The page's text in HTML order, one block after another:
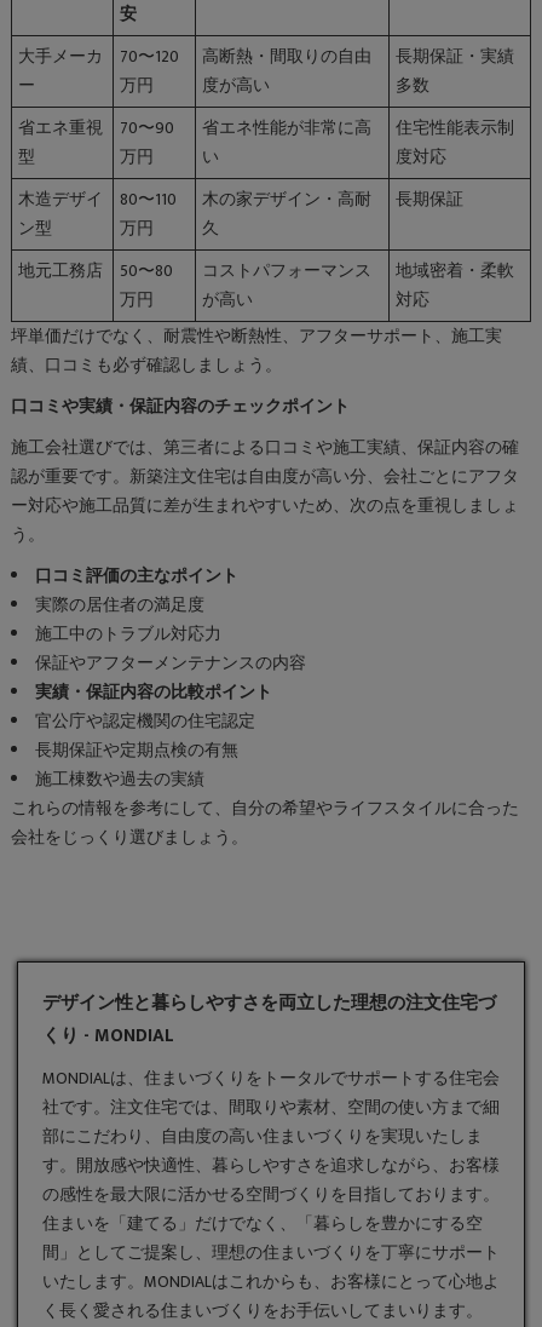
安
大手メーカ
ー
70〜120
万円
高断熱・間取りの自由
度が高い
長期保証・実績
多数
省エネ重視
型
70〜90
万円
省エネ性能が非常に高
い
住宅性能表示制
度対応
木造デザイ
ン型
80〜110
万円
木の家デザイン・高耐
久
長期保証
地元工務店
50〜80
万円
コストパフォーマンス
が高い
地域密着・柔軟
対応
坪単価だけでなく、耐震性や断熱性、アフターサポート、施工実
績、口コミも必ず確認しましょう。
口コミや実績・保証内容のチェックポイント
施工会社選びでは、第三者による口コミや施工実績、保証内容の確
認が重要です。新築注文住宅は自由度が高い分、会社ごとにアフタ
ー対応や施工品質に差が生まれやすいため、次の点を重視しましょ
う。
口コミ評価の主なポイント
実際の居住者の満足度
施工中のトラブル対応力
保証やアフターメンテナンスの内容
実績・保証内容の比較ポイント
官公庁や認定機関の住宅認定
長期保証や定期点検の有無
施工棟数や過去の実績
これらの情報を参考にして、自分の希望やライフスタイルに合った
会社をじっくり選びましょう。
デザイン性と暮らしやすさを両立した理想の注文住宅づ
くり - MONDIAL
MONDIALは、住まいづくりをトータルでサポートする住宅会
社です。 注文住宅では、間取りや素材、空間の使い方まで細
部にこだわり、自由度の高い住まいづくりを実現いたしま
す。開放感や快適性、暮らしやすさを追求しながら、お客様
の感性を最大限に活かせる空間づくりを目指しております。
住まいを「建てる」だけでなく、「暮らしを豊かにする空
間」としてご提案し、理想の住まいづくりを丁寧にサポート
いたします。MONDIALはこれからも、お客様にとって心地よ
く長く愛される住まいづくりをお手伝いしてまいります。